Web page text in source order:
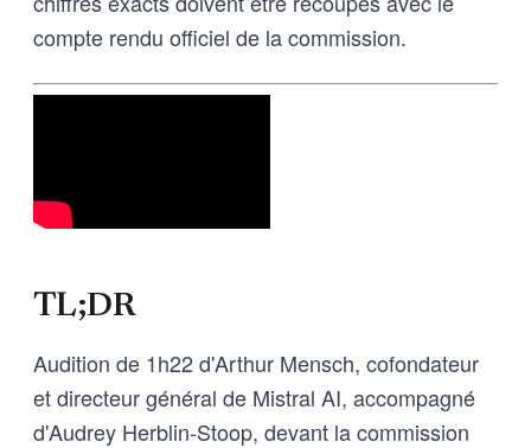
compte rendu officiel de la commission.
TL;DR
Audition de 1h22 d'Arthur Mensch, cofondateur
et directeur général de Mistral AI, accompagné
d'Audrey Herblin-Stoop, devant la commission